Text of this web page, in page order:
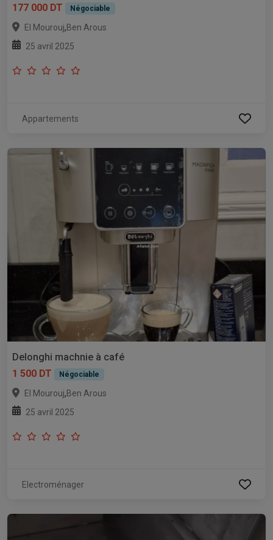
177 000 DT
Négociable
El Mourouj,Ben Arous
25 avril 2025
Appartements
Delonghi machnie à café
1 500 DT
Négociable
El Mourouj,Ben Arous
25 avril 2025
Electroménager